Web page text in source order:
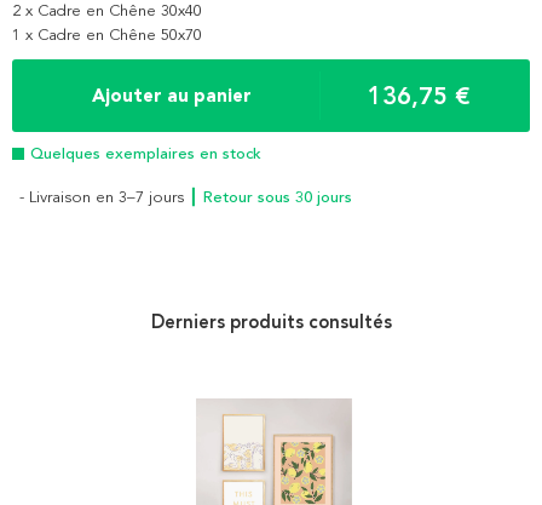
2 x Cadre en Chêne 30x40
1 x Cadre en Chêne 50x70
Ajouter au panier 136,75 €
Quelques exemplaires en stock
- Livraison en 3–7 jours ┃ Retour sous 30 jours
Derniers produits consultés